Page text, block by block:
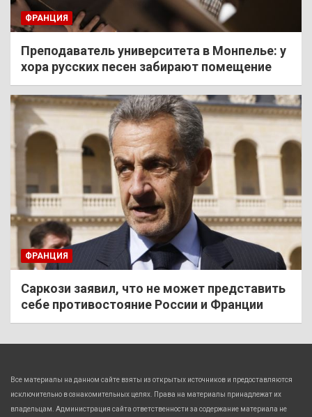
ФРАНЦИЯ
Преподаватель университета в Монпелье: у
хора русских песен забирают помещение
ФРАНЦИЯ
Саркози заявил, что не может представить
себе противостояние России и Франции
Все материалы на данном сайте взяты из открытых источников и предоставляются
исключительно в ознакомительных целях. Права на материалы принадлежат их
владельцам. Администрация сайта ответственности за содержание материала не